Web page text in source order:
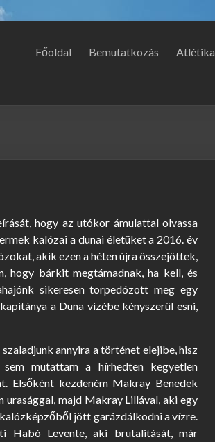
Főoldal Bemutatkozás Atlétika
hogy az utókor ámulattal olvassa
kalózai a dunai életüket a 2016. év
akik ezen a héten újra összejöttek,
hogy bárkit megtámadnak, ha kell, és
sikeresen torpedózott meg egy
a Duna vizébe kényszerül esni,
szaladjunk annyira a történet elejibe, hisz
mutattam a hírhedten kegyetlen
Elsőként kezdeném Makray Benedek
urasággal, majd Makray Lillával, aki egy
jött garázdálkodni a vízre.
Habó Levente, aki brutalitását, már